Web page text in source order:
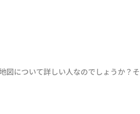
図について詳しい人なのでしょうか？そ